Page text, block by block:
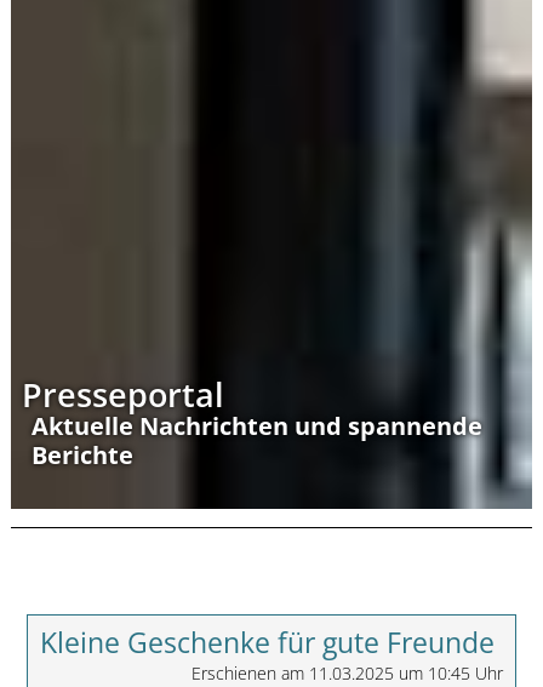
Presseportal
Aktuelle Nachrichten und spannende
Berichte
Kleine Geschenke für gute Freunde
Erschienen am 11.03.2025 um 10:45 Uhr